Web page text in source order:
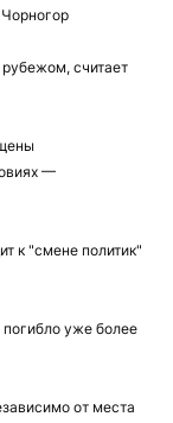
считает
—
к "смене политик"
уже более
от места